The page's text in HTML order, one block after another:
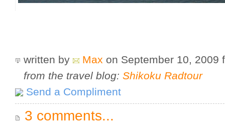
written by Max on September 10, 2009
from the travel blog: Shikoku Radtour
Send a Compliment
3 comments...